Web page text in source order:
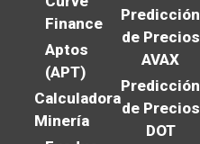
Finance
Aptos
(APT)
Calculadora
Minería
Predicción
de Precios
AVAX
Predicción
de Precios
DOT